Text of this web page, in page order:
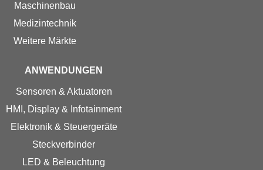
Maschinenbau
Medizintechnik
Weitere Märkte
ANWENDUNGEN
Sensoren & Aktuatoren
HMI, Display & Infotainment
Elektronik & Steuergeräte
Steckverbinder
LED & Beleuchtung